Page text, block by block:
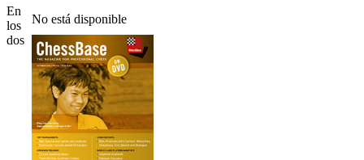
No está disponible
En
los
dos